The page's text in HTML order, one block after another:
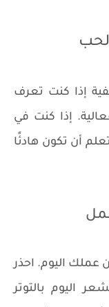
إذا كنت تعرف
إذا كنت في
أن تكون هادئًا
اليوم. احذر
اليوم بالتوتر